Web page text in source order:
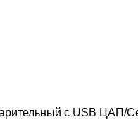
с USB ЦАП/